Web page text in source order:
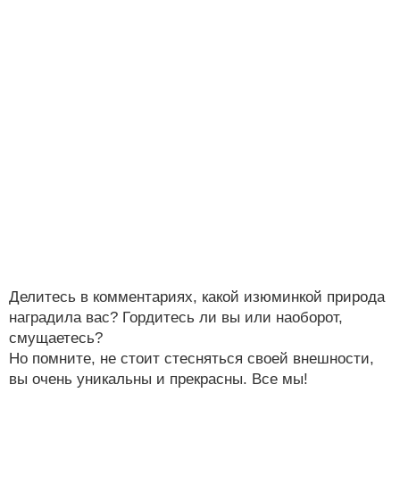
Делитесь в комментариях, какой изюминкой природа
наградила вас? Гордитесь ли вы или наоборот,
смущаетесь?
Но помните, не стоит стесняться своей внешности,
вы очень уникальны и прекрасны. Все мы!